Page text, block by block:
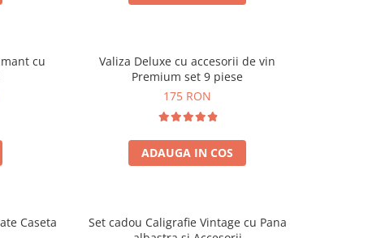
cu
Valiza Deluxe cu accesorii de vin
Premium set 9 piese
175 RON
ADAUGA IN COS
Caseta
Set cadou Caligrafie Vintage cu Pana